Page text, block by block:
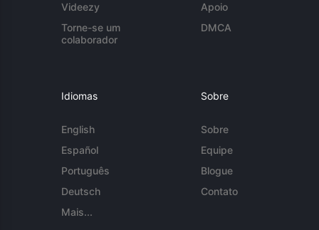
Videezy
Torne-se um
colaborador
Apoio
DMCA
Idiomas
English
Español
Português
Deutsch
Mais...
Sobre
Sobre
Equipe
Blogue
Contato